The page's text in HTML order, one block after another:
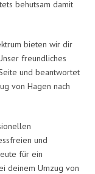
behutsam damit
bieten wir dir
freundliches
und beantwortet
von Hagen nach
und
für ein
deinem Umzug von